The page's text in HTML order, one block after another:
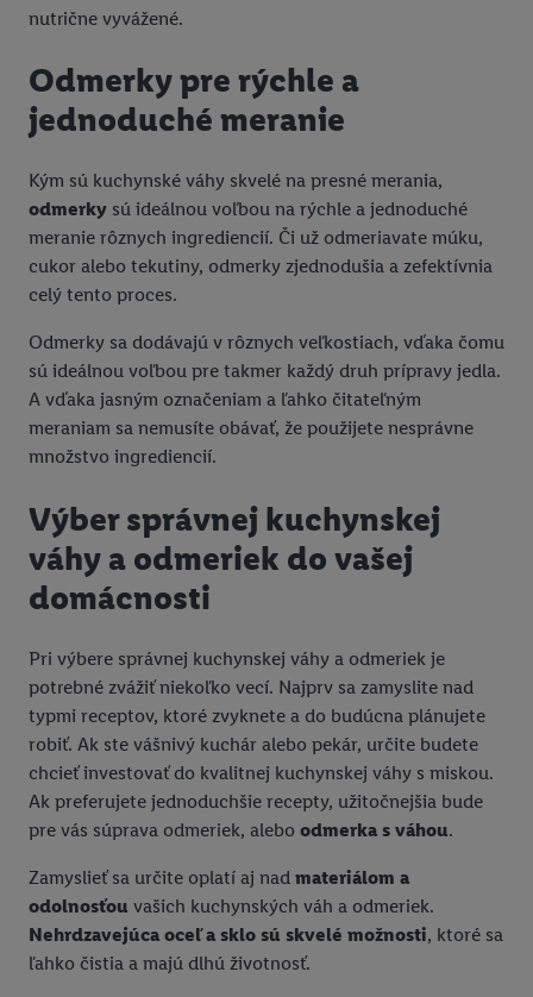
nutrične vyvážené.
Odmerky pre rýchle a
jednoduché meranie
Kým sú kuchynské váhy skvelé na presné merania,
odmerky sú ideálnou voľbou na rýchle a jednoduché
meranie rôznych ingrediencií. Či už odmeriavate múku,
cukor alebo tekutiny, odmerky zjednodušia a zefektívnia
celý tento proces.
Odmerky sa dodávajú v rôznych veľkostiach, vďaka čomu
sú ideálnou voľbou pre takmer každý druh prípravy jedla.
A vďaka jasným označeniam a ľahko čitateľným
meraniam sa nemusíte obávať, že použijete nesprávne
množstvo ingrediencií.
Výber správnej kuchynskej
váhy a odmeriek do vašej
domácnosti
Pri výbere správnej kuchynskej váhy a odmeriek je
potrebné zvážiť niekoľko vecí. Najprv sa zamyslite nad
typmi receptov, ktoré zvyknete a do budúcna plánujete
robiť. Ak ste vášnivý kuchár alebo pekár, určite budete
chcieť investovať do kvalitnej kuchynskej váhy s miskou.
Ak preferujete jednoduchšie recepty, užitočnejšia bude
pre vás súprava odmeriek, alebo odmerka s váhou.
Zamyslieť sa určite oplatí aj nad materiálom a
odolnosťou vašich kuchynských váh a odmeriek.
Nehrdzavejúca oceľ a sklo sú skvelé možnosti, ktoré sa
ľahko čistia a majú dlhú životnosť.
identifikátorov/identifikátorov, ktoré má spoločnosť Criteo SA k
V časti "Prispôsobiť " môžete povoliť jednotlivé účely a nájsť
ďalšie informácie o podmienkach spracúvania osobných
údajov.
používanie potrebných technológií. Kliknutím na "Súhlasím
vyjadríte súhlas so spracúvaním na všetky vyššie uvedené účely.
Ďalšie informácie vrátane informácií o dobe uchovávania
údajov a Vašom práve kedykoľvek odvolať súhlas s účinnosťou
do budúcnosti nájdete v našich